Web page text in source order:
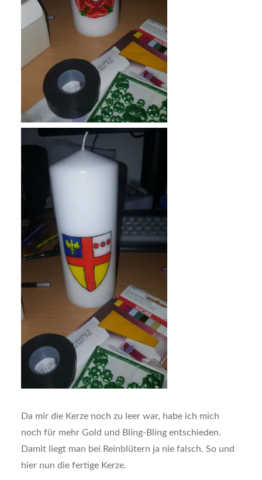
Da mir die Kerze noch zu leer war, habe ich mich
noch für mehr Gold und Bling-Bling entschieden.
Damit liegt man bei Reinblütern ja nie falsch. So und
hier nun die fertige Kerze.